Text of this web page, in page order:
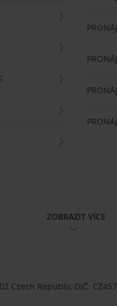
ZOBRAZIT VÍCE
Republic DIČ: